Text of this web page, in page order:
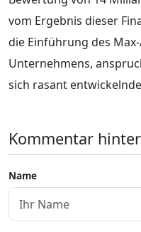
vom Ergebnis dieser
die Einführung des
Unternehmens,
sich rasant
Kommentar
Name